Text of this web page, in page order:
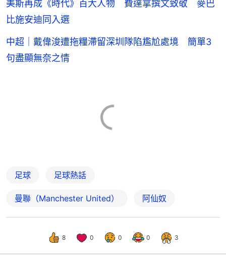
美斯再成《時代》百大人物 費達拿撰文致敬 麥巴
比施安迪同入選
中超｜戴偉浚遭拖糧滯留深圳隊陷尷尬處境 簡單3
句盡顯無奈之情
足球 足球熱話
曼聯（Manchester United） 阿仙奴
8 0 0 0 3